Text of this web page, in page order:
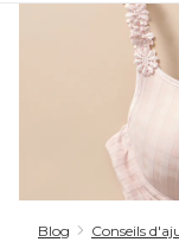
Blog Conseils